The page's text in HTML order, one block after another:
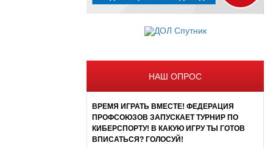
НАШ ОПРОС
ВРЕМЯ ИГРАТЬ ВМЕСТЕ! ФЕДЕРАЦИЯ
ПРОФСОЮЗОВ ЗАПУСКАЕТ ТУРНИР ПО
КИБЕРСПОРТУ! В КАКУЮ ИГРУ ТЫ ГОТОВ
ВПИСАТЬСЯ? ГОЛОСУЙ!